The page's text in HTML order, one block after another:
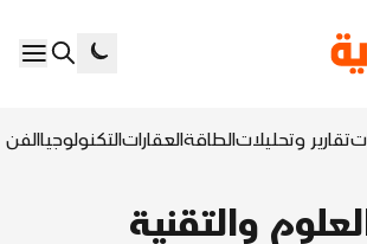
تقارير وتحليلاتالطاقةالعقاراتالتكنولوجياالفن
والتقنية